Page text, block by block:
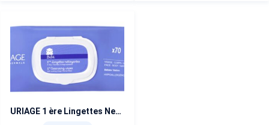
URIAGE 1 ère Lingettes Nettoyantes paquet par 70